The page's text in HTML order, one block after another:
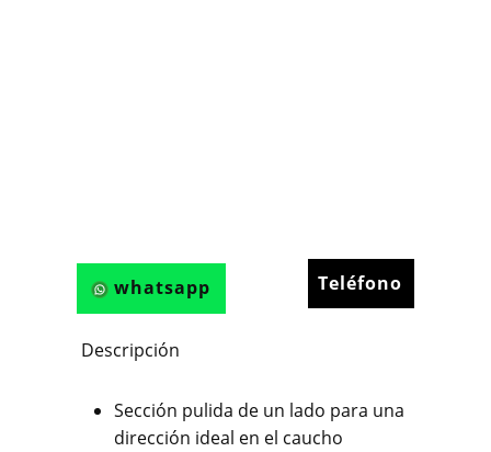
whatsapp Teléfono
Descripción
Sección pulida de un lado para una
dirección ideal en el caucho